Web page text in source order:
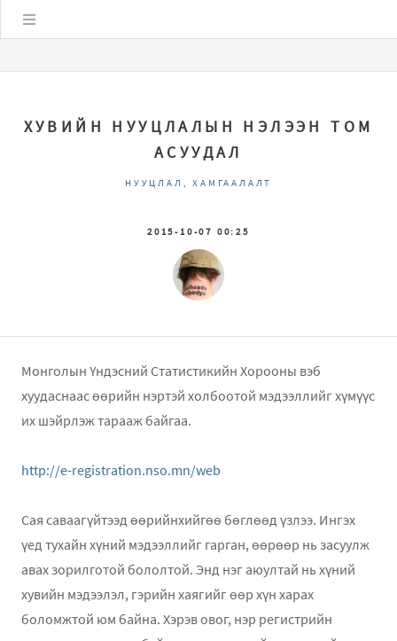
ХУВИЙН НУУЦЛАЛЫН НЭЛЭЭН ТОМ
АСУУДАЛ
НУУЦЛАЛ, ХАМГААЛАЛТ
2015-10-07 00:25
Монголын Үндэсний Статистикийн Хорооны вэб
хуудаснаас өөрийн нэртэй холбоотой мэдээллийг хүмүүс
их шэйрлэж тарааж байгаа.
http://e-registration.nso.mn/web
Сая саваагүйтээд өөрийнхийгөө бөглөөд үзлээ. Ингэх
үед тухайн хүний мэдээллийг гарган, өөрөөр нь засуулж
авах зорилготой бололтой. Энд нэг аюултай нь хүний
хувийн мэдээлэл, гэрийн хаягийг өөр хүн харах
боломжтой юм байна. Хэрэв овог, нэр регистрийн